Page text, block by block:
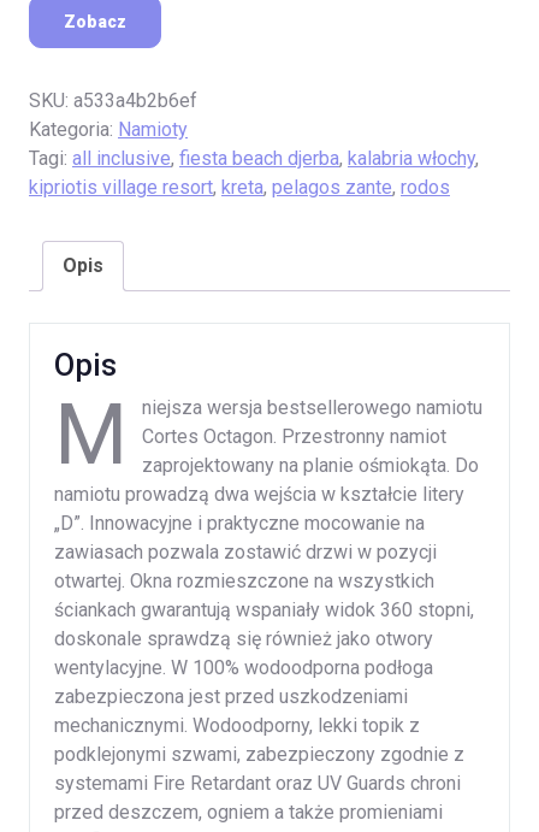
Zobacz
SKU: a533a4b2b6ef
Kategoria: Namioty
Tagi: all inclusive, fiesta beach djerba, kalabria włochy,
kipriotis village resort, kreta, pelagos zante, rodos
Opis
Opis
M
niejsza wersja bestsellerowego namiotu
Cortes Octagon. Przestronny namiot
zaprojektowany na planie ośmiokąta. Do
namiotu prowadzą dwa wejścia w kształcie litery
„D”. Innowacyjne i praktyczne mocowanie na
zawiasach pozwala zostawić drzwi w pozycji
otwartej. Okna rozmieszczone na wszystkich
ściankach gwarantują wspaniały widok 360 stopni,
doskonale sprawdzą się również jako otwory
wentylacyjne. W 100% wodoodporna podłoga
zabezpieczona jest przed uszkodzeniami
mechanicznymi. Wodoodporny, lekki topik z
podklejonymi szwami, zabezpieczony zgodnie z
systemami Fire Retardant oraz UV Guards chroni
przed deszczem, ogniem a także promieniami